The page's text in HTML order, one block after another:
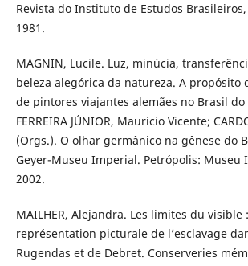
Revista do Instituto de Estudos
1981.
MAGNIN, Lucile. Luz, minúcia,
beleza alegórica da natureza. A propósito
de pintores viajantes alemães no Brasil do
FERREIRA JÚNIOR, Maurício Vicente;
(Orgs.). O olhar germânico na gênese do
Geyer-Museu Imperial. Petrópolis: Museu
2002.
MAILHER, Alejandra. Les limites du
représentation picturale de l’esclavage
Rugendas et de Debret. Conserveries